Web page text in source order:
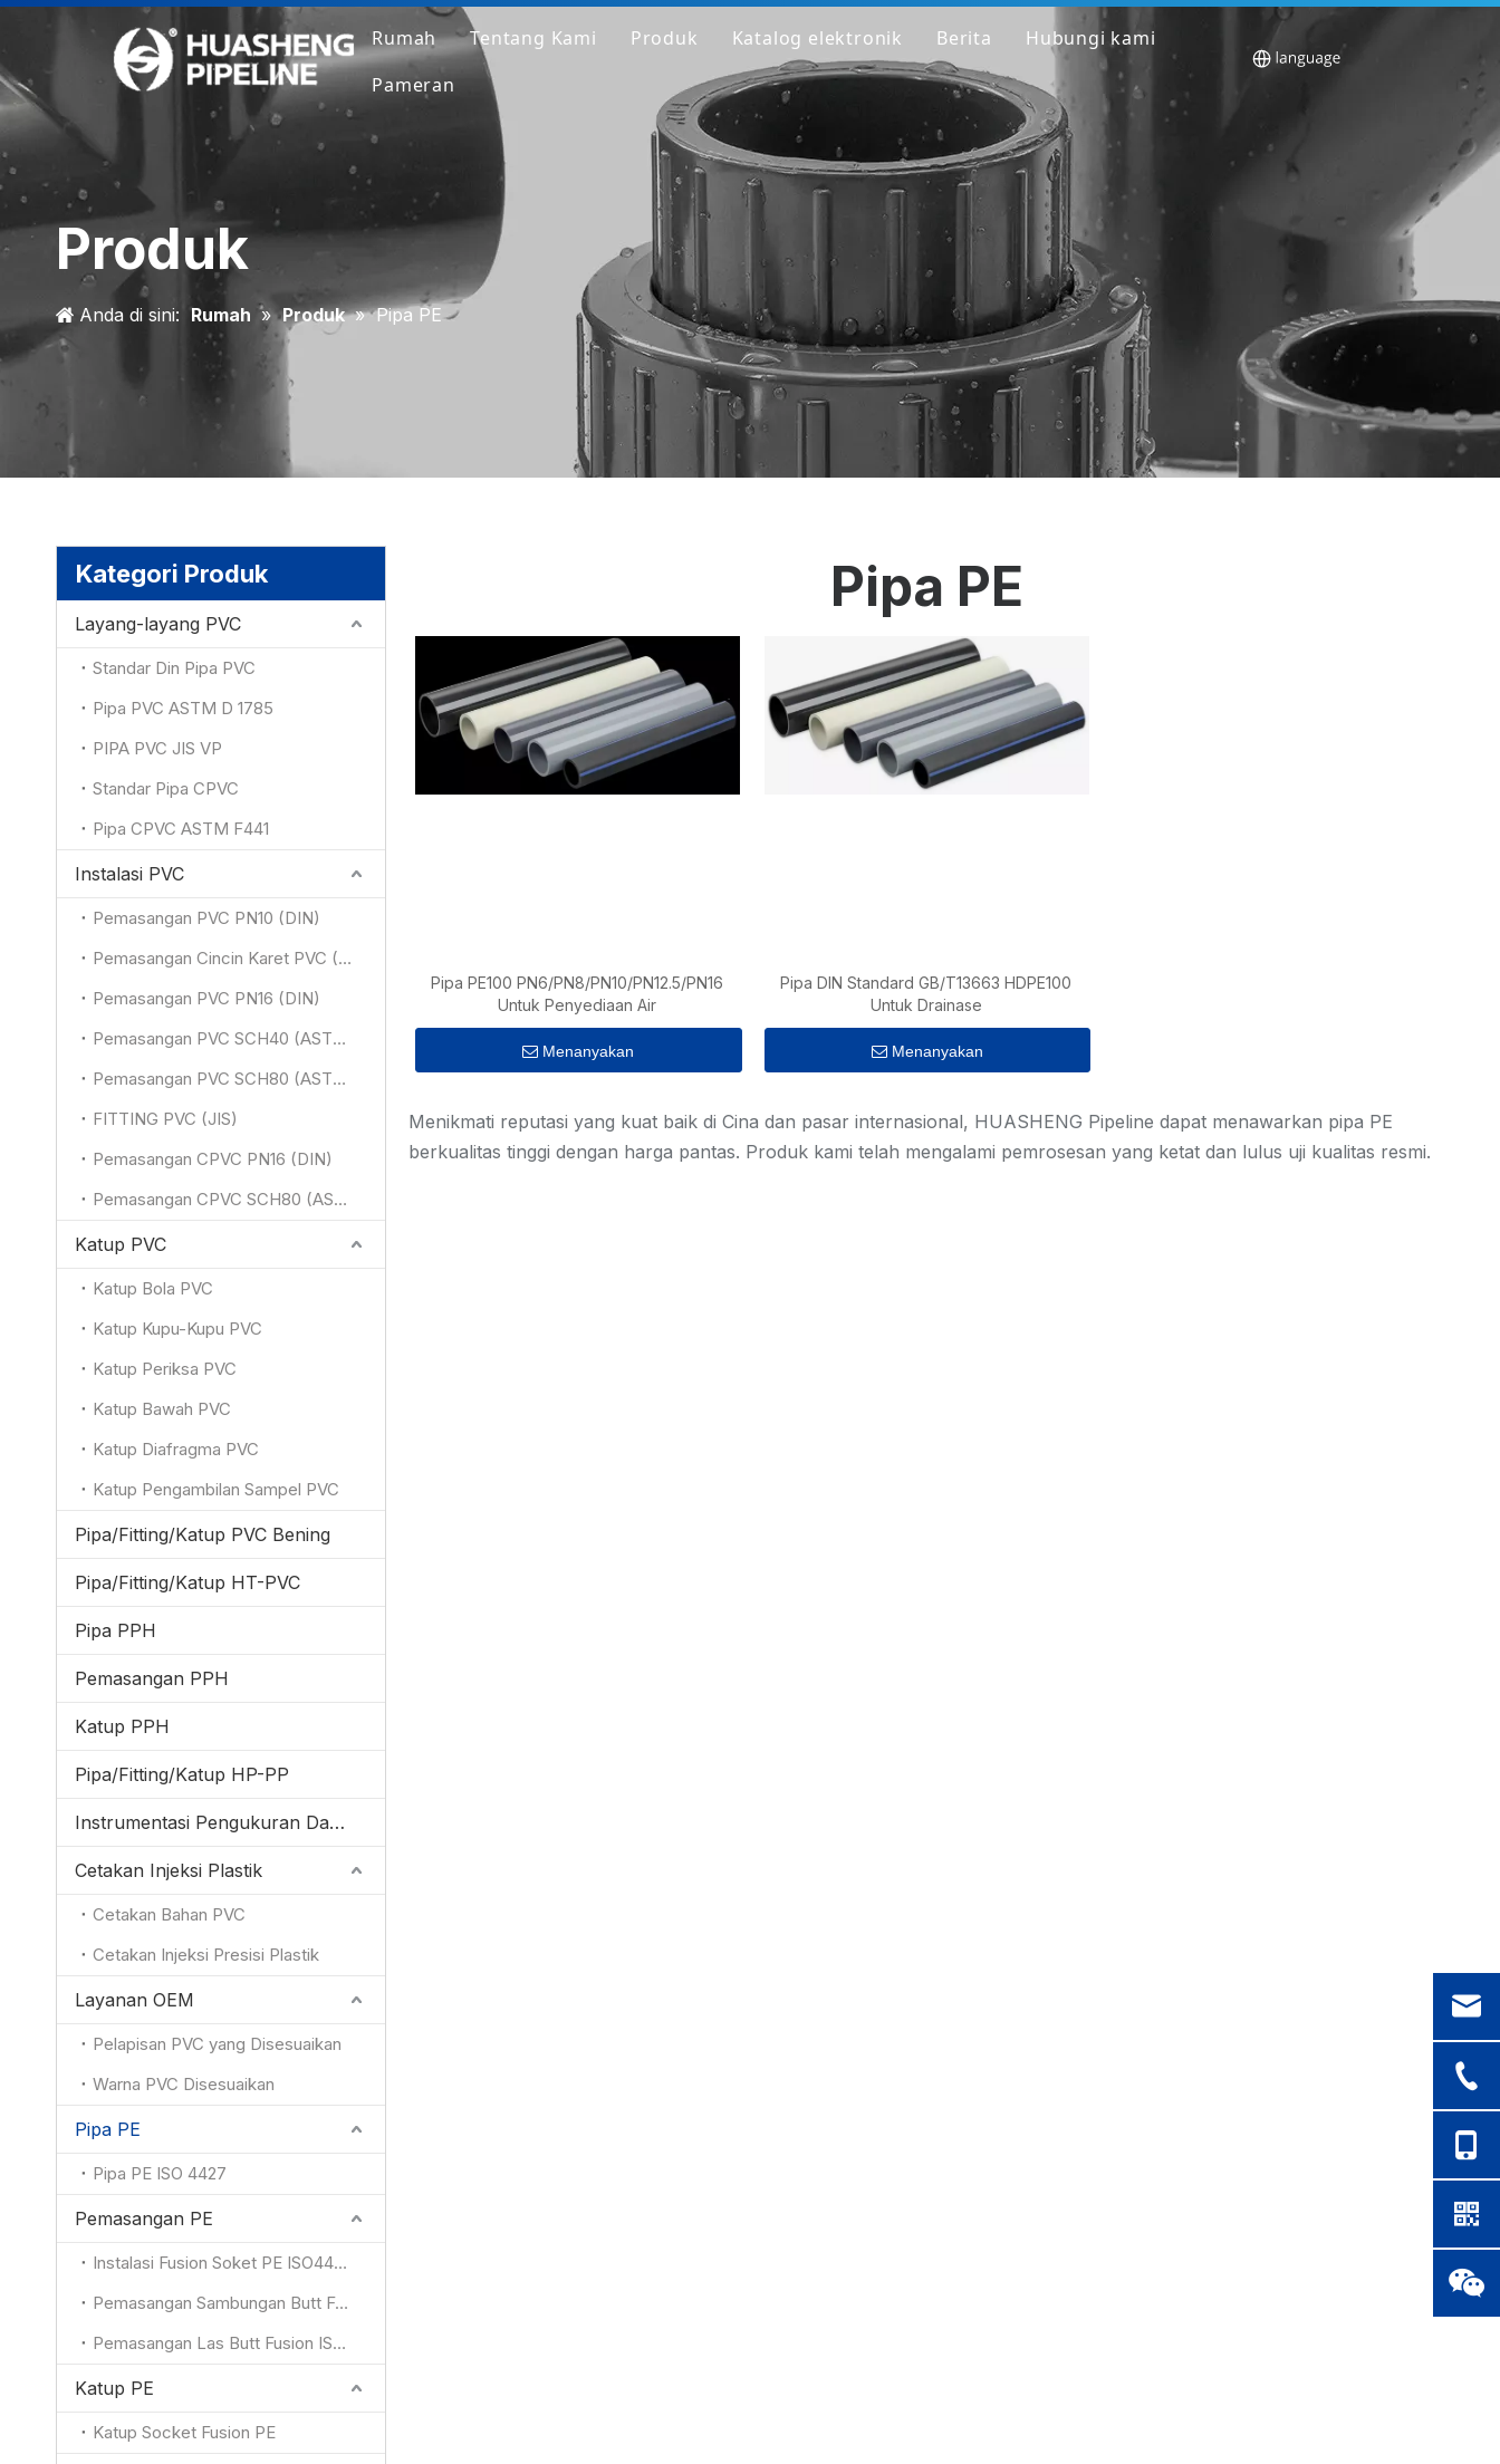
Rumah Tentang Kami
Mengapa Kami Berbeda
Produk
Layang-layang PVC
Instalasi PVC
Katup PVC
Pipa/Fitting/Katup PVC Bening
Pipa/Fitting/Katup HT-PVC
Pipa PPH
Pemasangan PPH
Katup PPH
Pemasangan PE
Katup PE
Cetakan Injeksi Plastik
Katalog elektronik Berita
Hubungi kami
Pameran
Produk
Anda di sini: Rumah » Produk » Pipa PE
Kategori Produk
Layang-layang PVC
Standar Din Pipa PVC
Pipa PVC ASTM D 1785
PIPA PVC JIS VP
Standar Pipa CPVC
Pipa CPVC ASTM F441
Instalasi PVC
Pemasangan PVC PN10 (DIN)
Pemasangan Cincin Karet PVC (DIN)
Pemasangan PVC PN16 (DIN)
Pemasangan PVC SCH40 (ASTM)
Pemasangan PVC SCH80 (ASTM)
FITTING PVC (JIS)
Pemasangan CPVC PN16 (DIN)
Pemasangan CPVC SCH80 (ASTM)
Katup PVC
Katup Bola PVC
Katup Kupu-Kupu PVC
Katup Periksa PVC
Katup Bawah PVC
Katup Diafragma PVC
Katup Pengambilan Sampel PVC
Pipa/Fitting/Katup PVC Bening
Pipa/Fitting/Katup HT-PVC
Pipa PPH
Pemasangan PPH
Katup PPH
Pipa/Fitting/Katup HP-PP
Instrumentasi Pengukuran Dan Kontrol
Cetakan Injeksi Plastik
Cetakan Bahan PVC
Cetakan Injeksi Presisi Plastik
Layanan OEM
Pelapisan PVC yang Disesuaikan
Warna PVC Disesuaikan
Pipa PE
Pipa PE ISO 4427
Pemasangan PE
Instalasi Fusion Soket PE ISO4427
Pemasangan Sambungan Butt Fusion ISO4427
Pemasangan Las Butt Fusion ISO4427
Katup PE
Katup Socket Fusion PE
Pipa PE
Pipa PE100 PN6/PN8/PN10/PN12.5/PN16
Untuk Penyediaan Air
Menanyakan
Pipa DIN Standard GB/T13663 HDPE100
Untuk Drainase
Menanyakan
Menikmati reputasi yang kuat baik di Cina dan pasar internasional, HUASHENG Pipeline dapat menawarkan pipa PE
berkualitas tinggi dengan harga pantas. Produk kami telah mengalami pemrosesan yang ketat dan lulus uji kualitas resmi.